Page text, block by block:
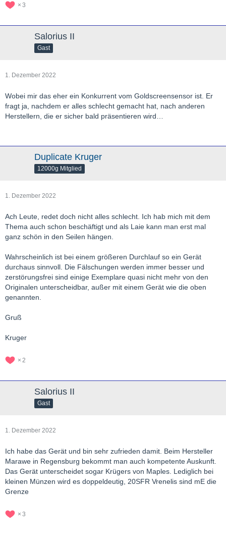
3
Salorius II
Gast
1. Dezember 2022
Wobei mir das eher ein Konkurrent vom Goldscreensensor ist. Er
fragt ja, nachdem er alles schlecht gemacht hat, nach anderen
Herstellern, die er sicher bald präsentieren wird…
Duplicate Kruger
12000g Mitglied
1. Dezember 2022
Ach Leute, redet doch nicht alles schlecht. Ich hab mich mit dem
Thema auch schon beschäftigt und als Laie kann man erst mal
ganz schön in den Seilen hängen.
Wahrscheinlich ist bei einem größeren Durchlauf so ein Gerät
durchaus sinnvoll. Die Fälschungen werden immer besser und
zerstörungsfrei sind einige Exemplare quasi nicht mehr von den
Originalen unterscheidbar, außer mit einem Gerät wie die oben
genannten.
Gruß
Kruger
2
Salorius II
Gast
1. Dezember 2022
Ich habe das Gerät und bin sehr zufrieden damit. Beim Hersteller
Marawe in Regensburg bekommt man auch kompetente Auskunft.
Das Gerät unterscheidet sogar Krügers von Maples. Lediglich bei
kleinen Münzen wird es doppeldeutig, 20SFR Vrenelis sind mE die
Grenze
3